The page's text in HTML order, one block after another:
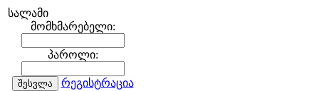
სალამი
მომხმარებელი:
პაროლი:
რეგისტრაცია